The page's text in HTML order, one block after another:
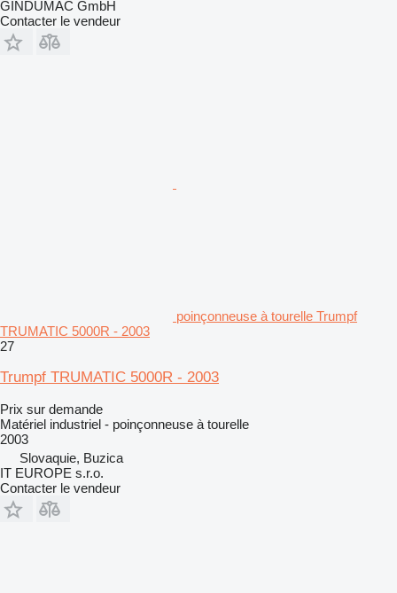
GINDUMAC GmbH
Contacter le vendeur
poinçonneuse à tourelle Trumpf
TRUMATIC 5000R - 2003
27
Trumpf TRUMATIC 5000R - 2003
Prix sur demande
Matériel industriel - poinçonneuse à tourelle
2003
Slovaquie, Buzica
IT EUROPE s.r.o.
Contacter le vendeur